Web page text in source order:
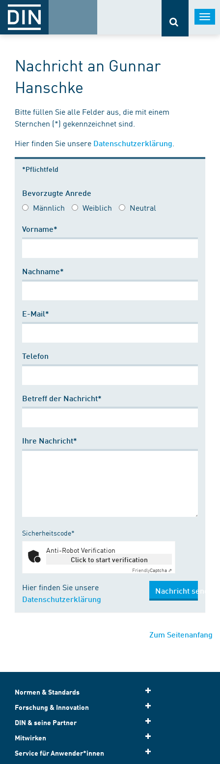
Nachricht an Gunnar
Hanschke
Bitte füllen Sie alle Felder aus, die mit einem
Sternchen (*) gekennzeichnet sind.
Hier finden Sie unsere Datenschutzerklärung
*Pflichtfeld
Bevorzugte Anrede
Männlich Weiblich Neutral
Vorname*
Nachname*
E-Mail*
Telefon
Betreff der Nachricht*
Ihre Nachricht*
Sicherheitscode*
Anti-Robot Verification
Click to start verification
FriendlyCaptcha ⇗
Hier finden Sie unsere
Datenschutzerklärung
Nachricht senden
Zum Seitenanfang
Normen & Standards
Forschung & Innovation
DIN & seine Partner
Mitwirken
Service für Anwender*innen